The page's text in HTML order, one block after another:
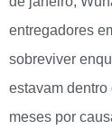
entregadores
sobreviver
estavam
meses por